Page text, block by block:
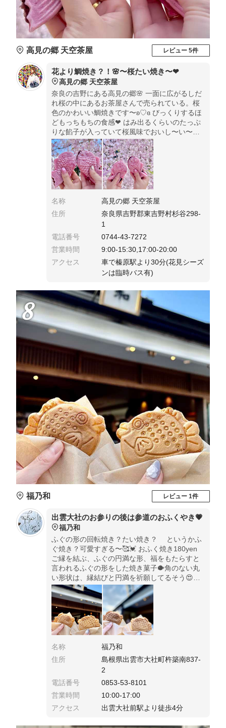
高見の郷 天空茶屋 レビュー 5件
花より鯛焼き？！🌸〜桜たい焼き〜❤︎
高見の郷 天空茶屋
奈良の吉野にある高見の郷🌸 一面に広がるしだ
れ桜の中にあるお茶屋さんで売られている。桜
色のかわいい鯛焼きです〜ʚ♡ɞ びっくりするほ
どもっちもちの食感❤︎ はみ出るくらいのたっぷ
りな餡子が入っていて桜風味でおいし〜い〜☻
❤︎ 満開の桜の下でいただく鯛焼きは新食感で絶
品でした❤︎枝垂れ桜は4月末頃まで楽しめます🌸
名称
高見の郷 天空茶屋
住所
奈良県吉野郡東吉野村杉谷298-
1
電話番号
0744-43-7272
営業時間
9:00-15:30,17:00-20:00
アクセス
車で榛原駅より30分(花見シーズ
ンは臨時バス有)
8
福乃和 レビュー 1件
出雲大社のお参りの後は参道のおふくやき💗
福乃和
ふぐの形の回転焼き？たい焼き？ というかふ
ぐ焼き？可愛すぎる〜🥰💓 おふく焼き180yen
ご縁を結ぶ、ふぐの円満な形、福をもたらすと
言われるふぐの形をした焼き菓子🐡角のない丸
い形状は、縁結びと円満を祈願してるそう😍💓
おふく焼きをよく見ると、ハート♡の形が隠れ
てるよ💗
名称
福乃和
住所
島根県出雲市大社町杵築南837-
2
電話番号
0853-53-8101
営業時間
10:00-17:00
アクセス
出雲大社前駅より徒歩4分